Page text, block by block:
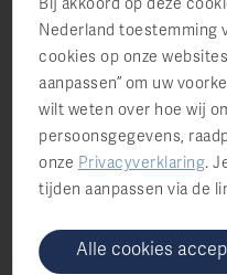
wij telefonisch
dit gesprek worden
Ja ik wil graag op
en aanbiedingen
Nederland toestemming
cookies op onze
aanpassen” om uw
wilt weten over hoe wij
persoonsgegevens,
onze Privacyverklaring.
tijden aanpassen via de
Alle cookies